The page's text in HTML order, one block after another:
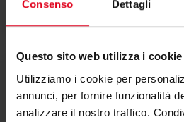
Consenso Dettagli
Questo sito web utilizza i cookie
Utilizziamo i cookie per
annunci, per fornire funzionalità
analizzare il nostro traffico.
Testi di